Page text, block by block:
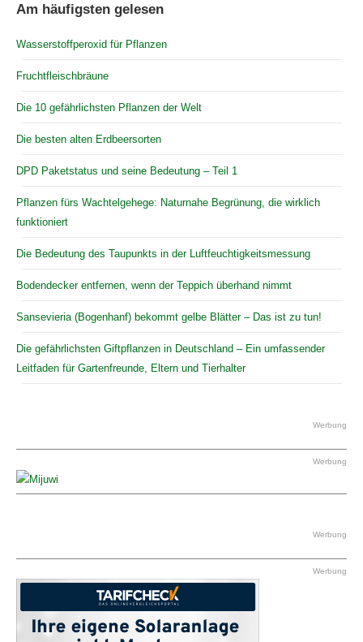
Am häufigsten gelesen
Wasserstoffperoxid für Pflanzen
Fruchtfleischbräune
Die 10 gefährlichsten Pflanzen der Welt
Die besten alten Erdbeersorten
DPD Paketstatus und seine Bedeutung – Teil 1
Pflanzen fürs Wachtelgehege: Naturnahe Begrünung, die wirklich
funktioniert
Die Bedeutung des Taupunkts in der Luftfeuchtigkeitsmessung
Bodendecker entfernen, wenn der Teppich überhand nimmt
Sansevieria (Bogenhanf) bekommt gelbe Blätter – Das ist zu tun!
Die gefährlichsten Giftpflanzen in Deutschland – Ein umfassender
Leitfaden für Gartenfreunde, Eltern und Tierhalter
Werbung
Werbung
Werbung
Werbung